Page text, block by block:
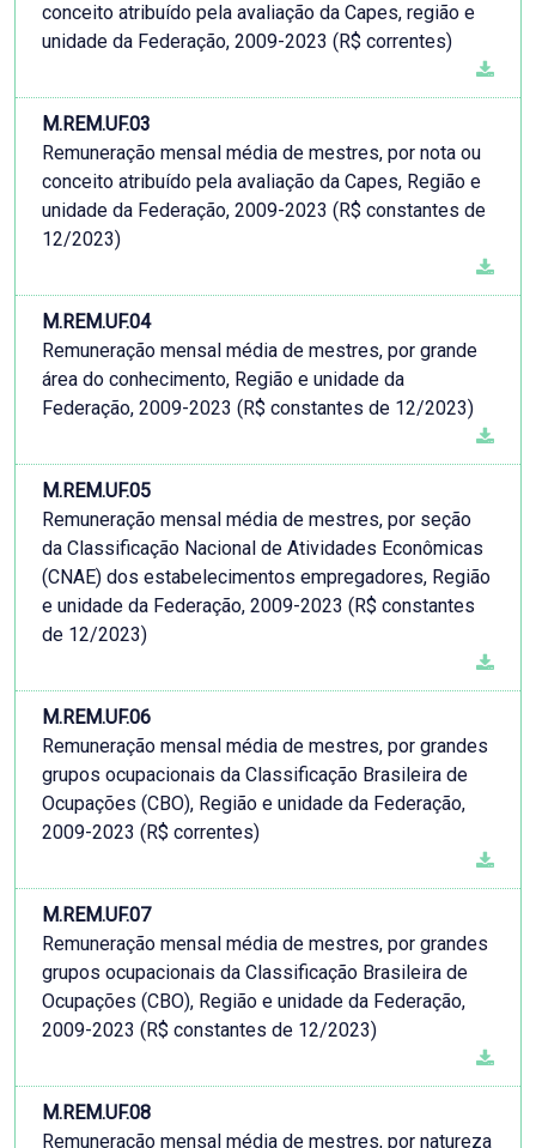
conceito atribuído pela avaliação da Capes, região e
unidade da Federação, 2009-2023 (R$ correntes)
M.REM.UF.03
Remuneração mensal média de mestres, por nota ou
conceito atribuído pela avaliação da Capes, Região e
unidade da Federação, 2009-2023 (R$ constantes de
12/2023)
M.REM.UF.04
Remuneração mensal média de mestres, por grande
área do conhecimento, Região e unidade da
Federação, 2009-2023 (R$ constantes de 12/2023)
M.REM.UF.05
Remuneração mensal média de mestres, por seção
da Classificação Nacional de Atividades Econômicas
(CNAE) dos estabelecimentos empregadores, Região
e unidade da Federação, 2009-2023 (R$ constantes
de 12/2023)
M.REM.UF.06
Remuneração mensal média de mestres, por grandes
grupos ocupacionais da Classificação Brasileira de
Ocupações (CBO), Região e unidade da Federação,
2009-2023 (R$ correntes)
M.REM.UF.07
Remuneração mensal média de mestres, por grandes
grupos ocupacionais da Classificação Brasileira de
Ocupações (CBO), Região e unidade da Federação,
2009-2023 (R$ constantes de 12/2023)
M.REM.UF.08
Remuneração mensal média de mestres, por natureza